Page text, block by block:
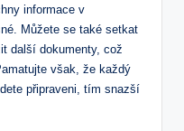
informace​ v
Můžete se také setkat
další dokumenty, což
však, ⁤že ​každý
připraveni, tím ⁤snazší